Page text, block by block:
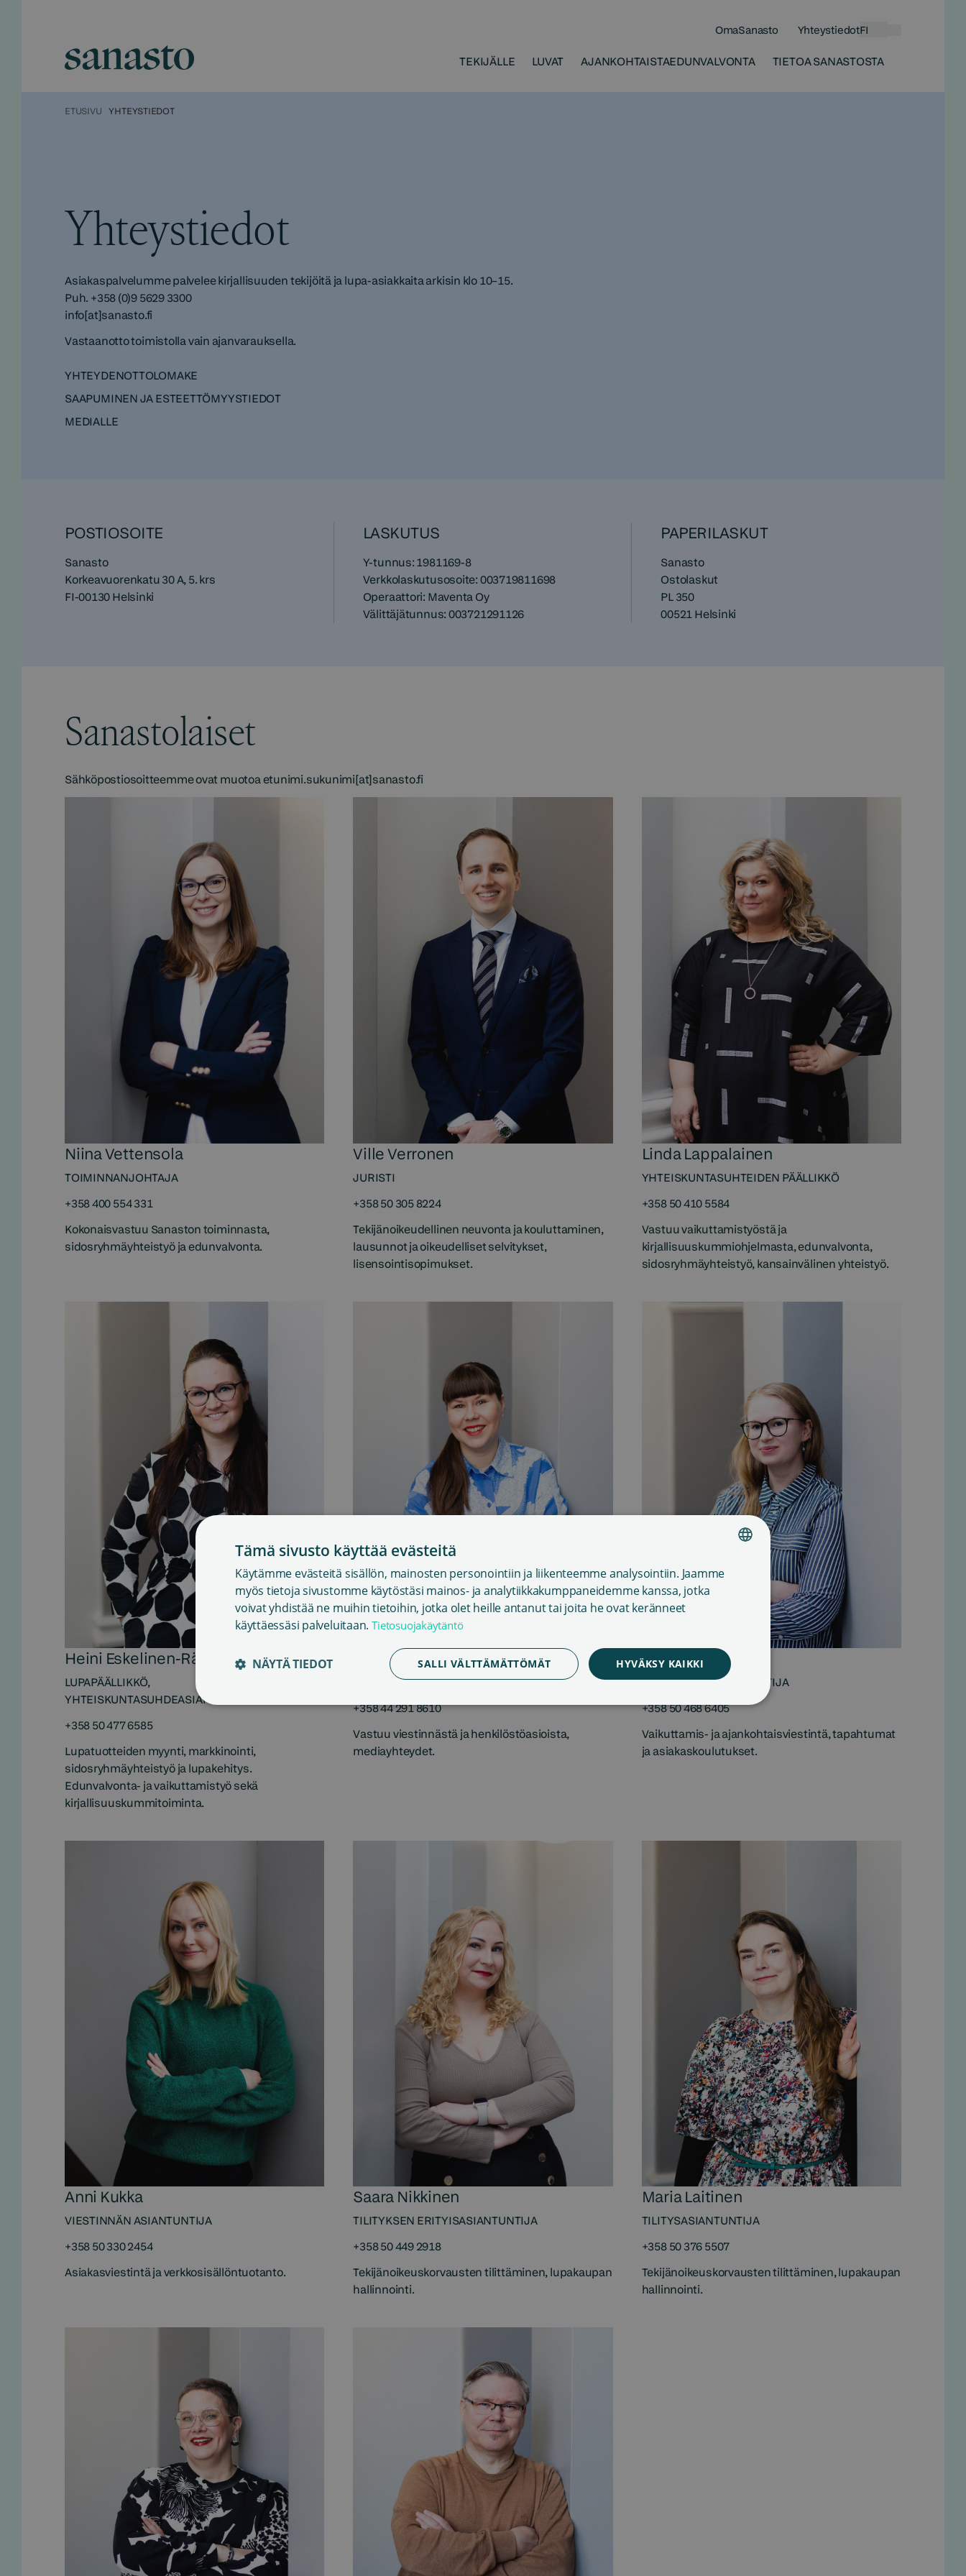
OmaSanasto YhteystiedotFI
TEKIJÄLLE LUVAT AJANKOHTAISTAEDUNVALVONTA TIETOA SANASTOSTA
ETUSIVU YHTEYSTIEDOT
Yhteystiedot
Asiakaspalvelumme palvelee kirjallisuuden tekijöitä ja lupa-asiakkaita arkisin klo 10–15.
Puh. +358 (0)9 5629 3300
info[at]sanasto.fi
Vastaanotto toimistolla vain ajanvarauksella.
YHTEYDENOTTOLOMAKE
SAAPUMINEN JA ESTEETTÖMYYSTIEDOT
MEDIALLE
POSTIOSOITE
Sanasto
Korkeavuorenkatu 30 A, 5. krs
FI-00130 Helsinki
LASKUTUS
Y-tunnus: 1981169-8
Verkkolaskutusosoite: 003719811698
Operaattori: Maventa Oy
Välittäjätunnus: 003721291126
PAPERILASKUT
Sanasto
Ostolaskut
PL 350
00521 Helsinki
Sanastolaiset
Sähköpostiosoitteemme ovat muotoa etunimi.sukunimi[at]sanasto.fi
Niina Vettensola
TOIMINNANJOHTAJA
+358 400 554 331
Kokonaisvastuu Sanaston toiminnasta,
sidosryhmäyhteistyö ja edunvalvonta.
Ville Verronen
JURISTI
+358 50 305 8224
Tekijänoikeudellinen neuvonta ja kouluttaminen,
lausunnot ja oikeudelliset selvitykset,
lisensointisopimukset.
Linda Lappalainen
YHTEISKUNTASUHTEIDEN PÄÄLLIKKÖ
+358 50 410 5584
Vastuu vaikuttamistyöstä ja
kirjallisuuskummiohjelmasta, edunvalvonta,
sidosryhmäyhteistyö, kansainvälinen yhteistyö.
Heini Eskelinen-Räsänen
LUPAPÄÄLLIKKÖ,
YHTEISKUNTASUHDEASIANTUNTIJA
+358 50 477 6585
Lupatuotteiden myynti, markkinointi,
sidosryhmäyhteistyö ja lupakehitys.
Edunvalvonta- ja vaikuttamistyö sekä
kirjallisuuskummitoiminta.
Maija Lielahti
VIESTINTÄ- JA HENKILÖSTÖPÄÄLLIKKÖ
+358 44 291 8610
Vastuu viestinnästä ja henkilöstöasioista,
mediayhteydet.
Amanda Stavén
VIESTINNÄN ASIANTUNTIJA
+358 50 468 6405
Vaikuttamis- ja ajankohtaisviestintä, tapahtumat
ja asiakaskoulutukset.
Anni Kukka
VIESTINNÄN ASIANTUNTIJA
+358 50 330 2454
Asiakasviestintä ja verkkosisällöntuotanto.
Saara Nikkinen
TILITYKSEN ERITYISASIANTUNTIJA
+358 50 449 2918
Tekijänoikeuskorvausten tilittäminen, lupakaupan
hallinnointi.
Maria Laitinen
TILITYSASIANTUNTIJA
+358 50 376 5507
Tekijänoikeuskorvausten tilittäminen, lupakaupan
hallinnointi.
FINNISH
Tämä sivusto käyttää evästeitä
Käytämme evästeitä sisällön, mainosten personointiin ja liikenteemme analysointiin. Jaamme
myös tietoja sivustomme käytöstäsi mainos- ja analytiikkakumppaneidemme kanssa, jotka
voivat yhdistää ne muihin tietoihin, jotka olet heille antanut tai joita he ovat keränneet
käyttäessäsi palveluitaan. Tietosuojakäytäntö
HYVÄKSY KAIKKI
SALLI VÄLTTÄMÄTTÖMÄT
NÄYTÄ TIEDOT